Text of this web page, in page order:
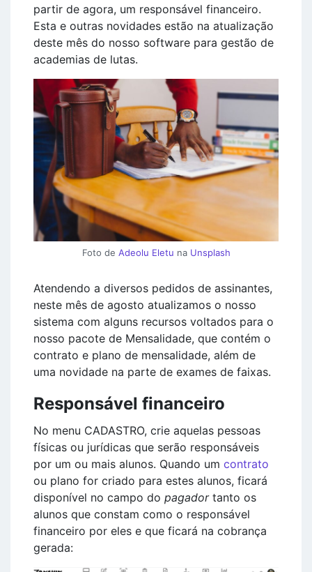
partir de agora, um responsável financeiro.
Esta e outras novidades estão na atualização
deste mês do nosso software para gestão de
academias de lutas.
Foto de Adeolu Eletu na Unsplash
Atendendo a diversos pedidos de assinantes,
neste mês de agosto atualizamos o nosso
sistema com alguns recursos voltados para o
nosso pacote de Mensalidade, que contém o
contrato e plano de mensalidade, além de
uma novidade na parte de exames de faixas.
Responsável financeiro
No menu CADASTRO, crie aquelas pessoas
físicas ou jurídicas que serão responsáveis
por um ou mais alunos. Quando um contrato
ou plano for criado para estes alunos, ficará
disponível no campo do pagador tanto os
alunos que constam como o responsável
financeiro por eles e que ficará na cobrança
gerada: